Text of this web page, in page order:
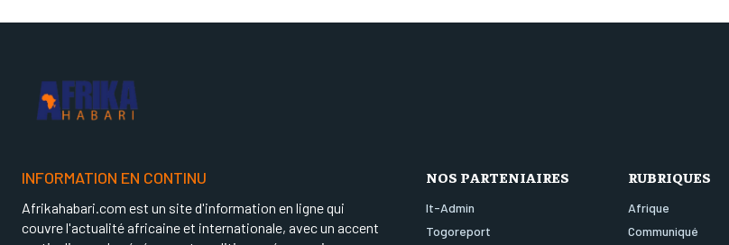
INFORMATION EN CONTINU
Afrikahabari.com est un site d'information en ligne qui
couvre l'actualité africaine et internationale, avec un accent
NOS PARTENIAIRES
It-Admin
Togoreport
RUBRIQUES
Afrique
Communiqué